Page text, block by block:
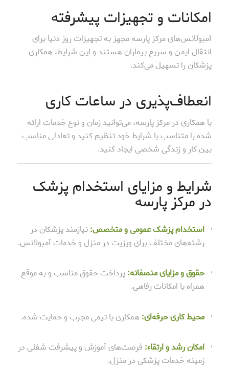
امکانات و تجهیزات پیشرفته
آمبولانس‌های مرکز پارسه مجهز به تجهیزات روز دنیا برای
انتقال ایمن و سریع بیماران هستند و این شرایط، همکاری
پزشکان را تسهیل می‌کند.
انعطاف‌پذیری در ساعات کاری
با همکاری در مرکز پارسه، می‌توانید زمان و نوع خدمات ارائه
شده را متناسب با شرایط خود تنظیم کنید و تعادلی مناسب
بین کار و زندگی شخصی ایجاد کنید.
شرایط و مزایای استخدام پزشک
در مرکز پارسه
استخدام پزشک عمومی و متخصص:نیازمند پزشکان در
رشته‌های مختلف برای ویزیت در منزل و خدمات آمبولانس.
حقوق و مزایای منصفانه:پرداخت حقوق مناسب و به موقع
همراه با امکانات رفاهی.
محیط کاری حرفه‌ای: همکاری با تیمی مجرب و حمایت شده.
امکان رشد و ارتقاء: فرصت‌های آموزش و پیشرفت شغلی در
زمینه خدمات پزشکی در منزل.